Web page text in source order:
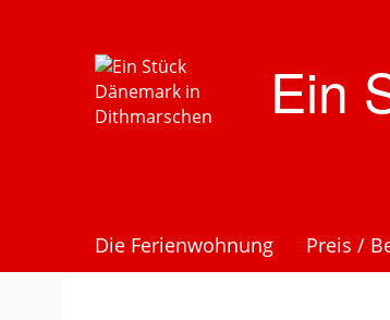
Ein
Die Ferienwohnung Preis /